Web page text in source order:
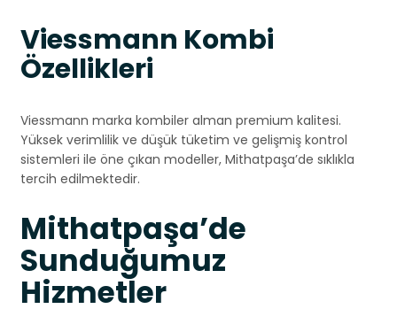
Viessmann Kombi
Özellikleri
Viessmann marka kombiler alman premium kalitesi.
Yüksek verimlilik ve düşük tüketim ve gelişmiş kontrol
sistemleri ile öne çıkan modeller, Mithatpaşa’de sıklıkla
tercih edilmektedir.
Mithatpaşa’de
Sunduğumuz
Hizmetler